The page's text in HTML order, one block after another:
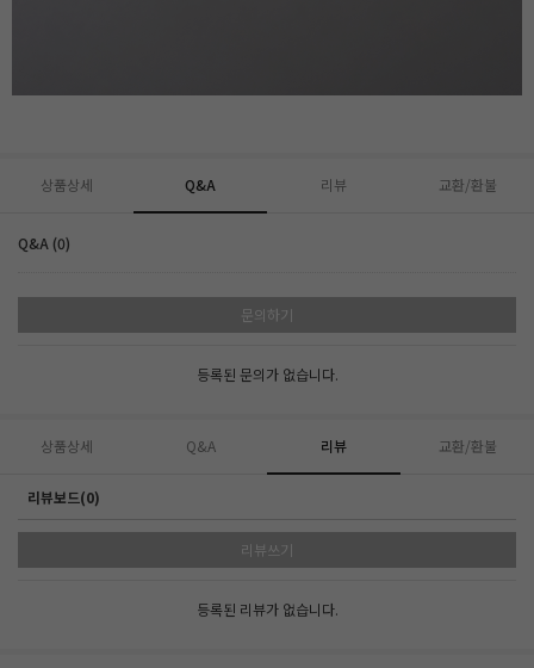
상품상세 Q&A 리뷰 교환/환불
Q&A (0)
문의하기
등록된 문의가 없습니다.
상품상세 Q&A 리뷰 교환/환불
리뷰보드(0)
리뷰쓰기
등록된 리뷰가 없습니다.